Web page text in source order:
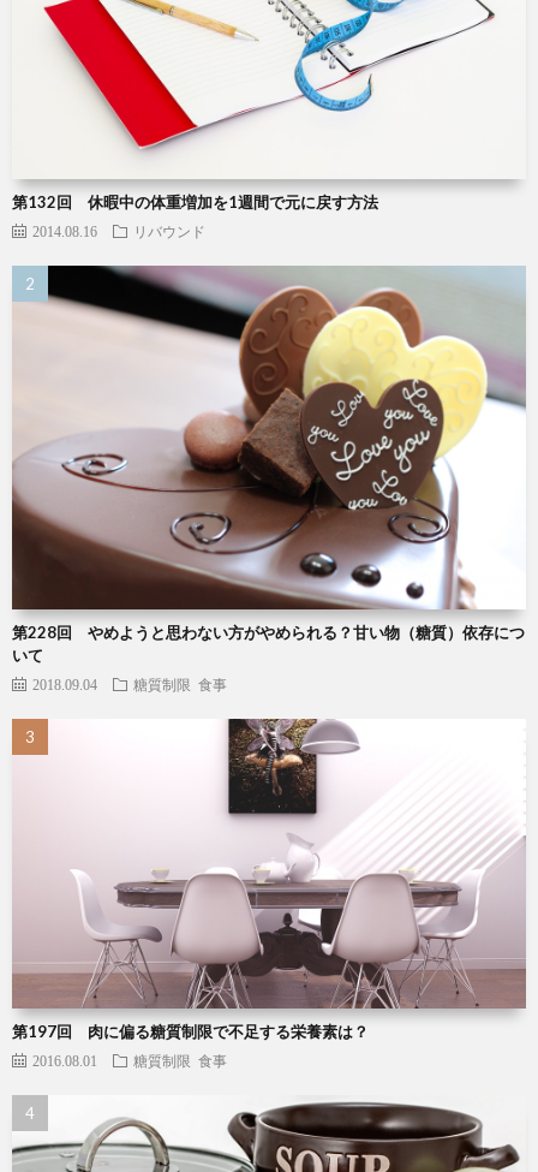
第132回 休暇中の体重増加を1週間で元に戻す方法
2014.08.16 リバウンド
第228回 やめようと思わない方がやめられる？甘い物（糖質）依存につ
いて
2018.09.04 糖質制限 食事
第197回 肉に偏る糖質制限で不足する栄養素は？
2016.08.01 糖質制限 食事